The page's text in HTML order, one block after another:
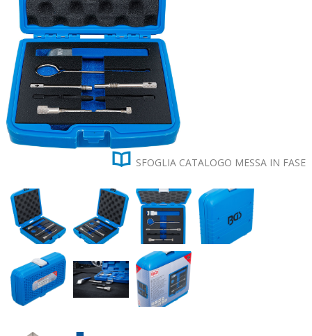
 SFOGLIA CATALOGO MESSA IN FASE